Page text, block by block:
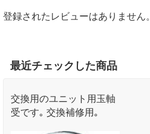
登録されたレビューはありません。
最近チェックした商品
交換用のユニット用玉軸
受です｡ 交換補修用｡